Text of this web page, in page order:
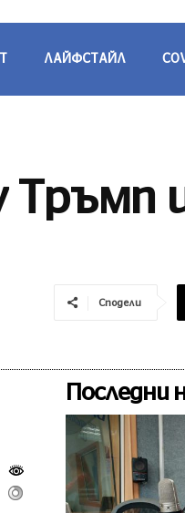
ЛАЙФСТАЙЛ
Тръмп
Сподели
Последни